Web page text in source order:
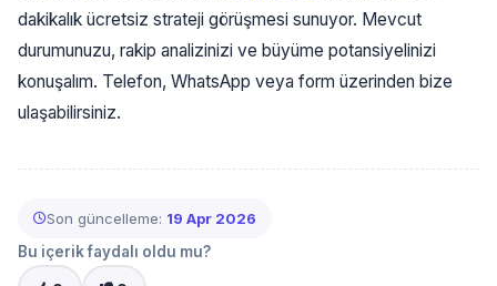
dakikalık ücretsiz strateji görüşmesi sunuyor. Mevcut
durumunuzu, rakip analizinizi ve büyüme potansiyelinizi
konuşalım. Telefon, WhatsApp veya form üzerinden bize
ulaşabilirsiniz.
Son güncelleme: 19 Apr 2026
Bu içerik faydalı oldu mu?